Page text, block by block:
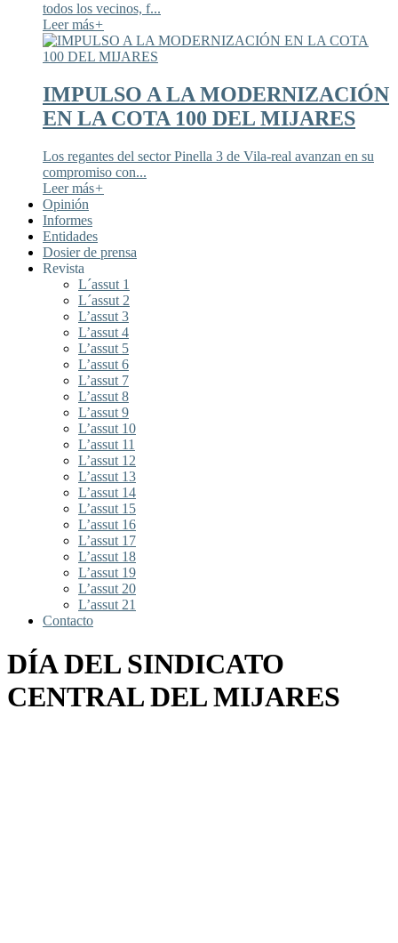
todos los vecinos, f...
Leer más+
IMPULSO A LA MODERNIZACIÓN
EN LA COTA 100 DEL MIJARES
Los regantes del sector Pinella 3 de Vila-real avanzan en su
compromiso con...
Leer más+
Opinión
Informes
Entidades
Dosier de prensa
Revista
L´assut 1
L´assut 2
L’assut 3
L’assut 4
L’assut 5
L’assut 6
L’assut 7
L’assut 8
L’assut 9
L’assut 10
L’assut 11
L’assut 12
L’assut 13
L’assut 14
L’assut 15
L’assut 16
L’assut 17
L’assut 18
L’assut 19
L’assut 20
L’assut 21
Contacto
DÍA DEL SINDICATO
CENTRAL DEL MIJARES